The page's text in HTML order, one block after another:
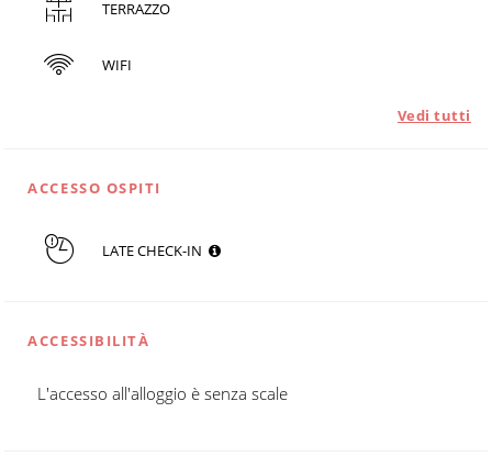
TERRAZZO
WIFI
Vedi tutti
ACCESSO OSPITI
LATE CHECK-IN
ACCESSIBILITÀ
L'accesso all'alloggio è senza scale